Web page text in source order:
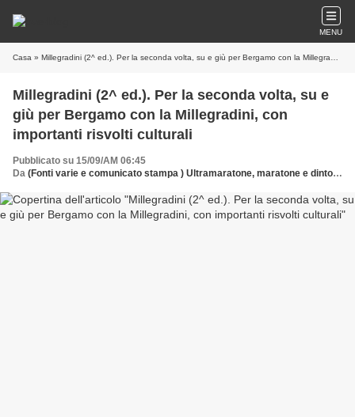
MENU
Casa » Millegradini (2^ ed.). Per la seconda volta, su e giù per Bergamo con la Millegradini, con importanti risvolti culturali
Millegradini (2^ ed.). Per la seconda volta, su e
giù per Bergamo con la Millegradini, con
importanti risvolti culturali
Pubblicato su 15/09/AM 06:45
Da (Fonti varie e comunicato stampa ) Ultramaratone, maratone e dintorni